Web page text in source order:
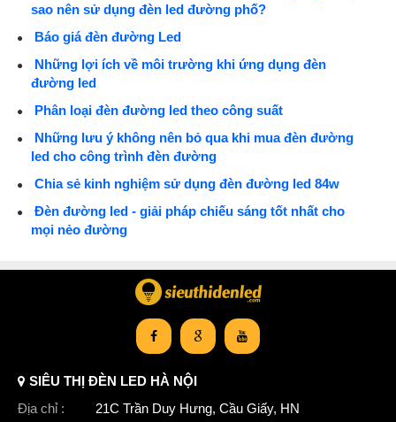
sao nên sử dụng đèn led đường phố?
Báo giá đèn đường Led
Những lợi ích về môi trường khi ứng dụng đèn
đường led
Phân loại đèn đường led theo công suất
Những lưu ý không nên bỏ qua khi mua đèn đường
led cho công trình đèn đường
Chia sẻ kinh nghiệm sử dụng đèn đường led 84w
Đèn đường led - giải pháp chiếu sáng tốt nhất cho
mọi nẻo đường
SIÊU THỊ ĐÈN LED HÀ NỘI
Địa chỉ :
21C Trần Duy Hưng, Cầu Giấy, HN